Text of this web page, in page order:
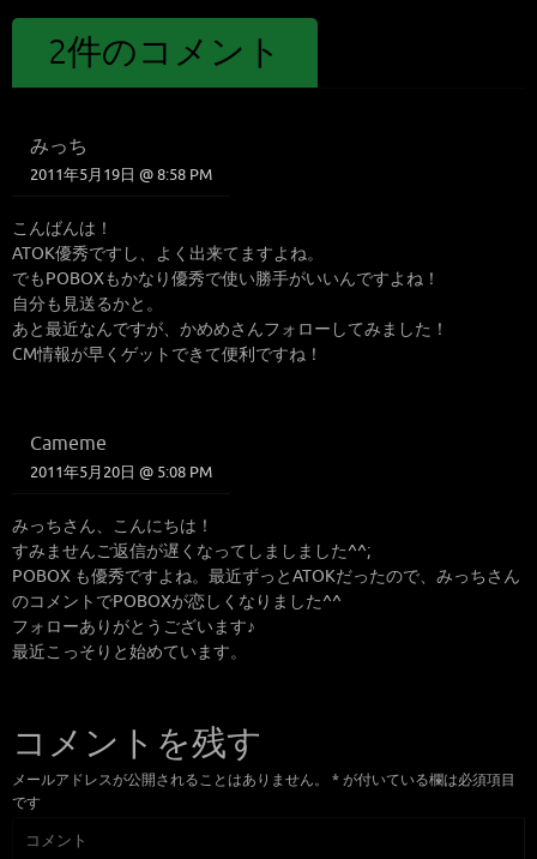
2件のコメント
みっち
2011年5月19日 @ 8:58 PM
こんばんは！
ATOK優秀ですし、よく出来てますよね。
でもPOBOXもかなり優秀で使い勝手がいいんですよね！
自分も見送るかと。
あと最近なんですが、かめめさんフォローしてみました！
CM情報が早くゲットできて便利ですね！
Cameme
2011年5月20日 @ 5:08 PM
みっちさん、こんにちは！
すみませんご返信が遅くなってしましました^^;
POBOX も優秀ですよね。最近ずっとATOKだったので、みっちさん
のコメントでPOBOXが恋しくなりました^^
フォローありがとうございます♪
最近こっそりと始めています。
コメントを残す
メールアドレスが公開されることはありません。 * が付いている欄は必須項目
です